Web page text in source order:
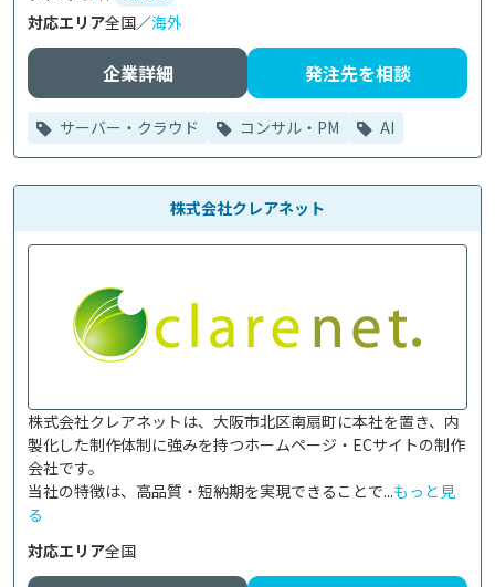
対応エリア全国／海外
企業詳細 発注先を相談
サーバー・クラウド コンサル・PM AI
株式会社クレアネット
株式会社クレアネットは、大阪市北区南扇町に本社を置き、内
製化した制作体制に強みを持つホームページ・ECサイトの制作
会社です。
当社の特徴は、高品質・短納期を実現できることで...もっと見
る
対応エリア全国